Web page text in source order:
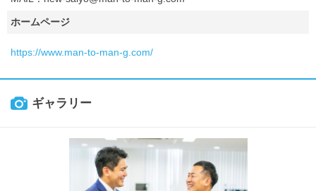
ホームページ
https://www.man-to-man-g.com/
ギャラリー